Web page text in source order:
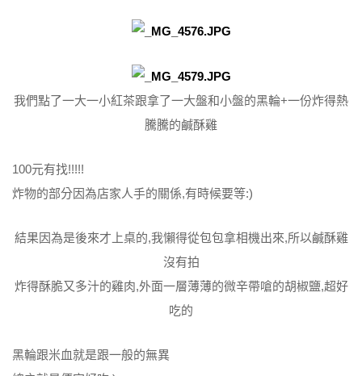
我們點了一大一小紅茶跟拿了一大盤和小盤的黑輪+一份炸得熱
騰騰的鹹酥雞
100元有找!!!!!
炸物的部分因為店家人手的關係,有時候要等:)
結果因為是後來才上桌的,我懶得從包包拿相機出來,所以鹹酥雞
沒有拍
炸得酥脆又多汁的雞肉,外面一層薄薄的微辛帶嗆的胡椒鹽,超好
吃的
黑輪跟米血就是跟一般的無異